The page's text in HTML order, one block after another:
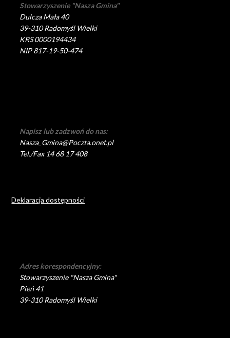
Stowarzyszenie "Nasza Gmina"
Dulcza Mała 40
39-310 Radomyśl Wielki
KRS 0000194434
NIP 817-19-50-474
Napisz lub zadzwoń do nas:
Nasza_Gmina@Poczta.onet.pl
Tel./Fax 14 68 17 408
Deklaracja dostępności
Adres korespondencyjny:
Stowarzyszenie "Nasza Gmina"
Pień 41
39-310 Radomyśl Wielki